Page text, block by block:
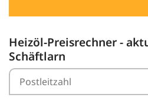
Heizöl-Preisrechner -
Schäftlarn